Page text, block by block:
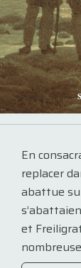
En
replacer
abattue
et